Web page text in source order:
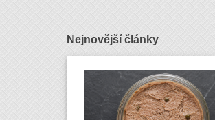
Nejnovější články